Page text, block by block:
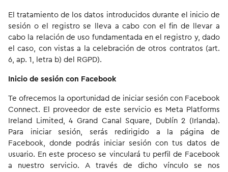
El tratamiento de los datos introducidos durante el inicio de
sesión o el registro se lleva a cabo con el fin de llevar a
cabo la relación de uso fundamentada en el registro y, dado
el caso, con vistas a la celebración de otros contratos (art.
6, ap. 1, letra b) del RGPD).
Inicio de sesión con Facebook
Te ofrecemos la oportunidad de iniciar sesión con Facebook
Connect. El proveedor de este servicio es Meta Platforms
Ireland Limited, 4 Grand Canal Square, Dublín 2 (Irlanda).
Para iniciar sesión, serás redirigido a la página de
Facebook, donde podrás iniciar sesión con tus datos de
usuario. En este proceso se vinculará tu perfil de Facebook
a nuestro servicio. A través de dicho vínculo se nos